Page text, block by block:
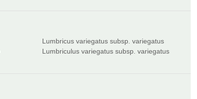
Lumbricus variegatus subsp. variegatus
Lumbriculus variegatus subsp. variegatus